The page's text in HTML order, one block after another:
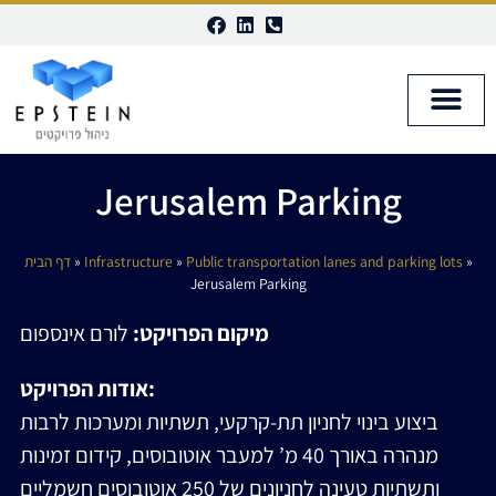
Disable flashes
title Mark headings
Zoom out
add_circle_outline Increase font
brightness_high Bright contrast
Dark contrast
Jerusalem Parking
דף הבית» Infrastructure» Public transportation lanes and parking lots»
Jerusalem Parking
מיקום הפרויקט: לורם אינספום
אודות הפרויקט:
ביצוע בינוי לחניון תת-קרקעי, תשתיות ומערכות לרבות
מנהרה באורך 40 מ’ למעבר אוטובוסים, קידום זמינות
ותשתיות טעינה לחניונים של 250 אוטובוסים חשמליים